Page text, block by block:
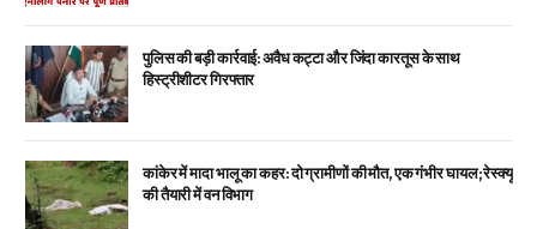
पुलिस की बड़ी कार्रवाई: अवैध कट्टा और जिंदा कारतूस के साथ
हिस्ट्रीशीटर गिरफ्तार
कांकेर में मादा भालू का कहर: दो ग्रामीणों की मौत, एक गंभीर घायल; रेस्क्यू
की तैयारी में वन विभाग